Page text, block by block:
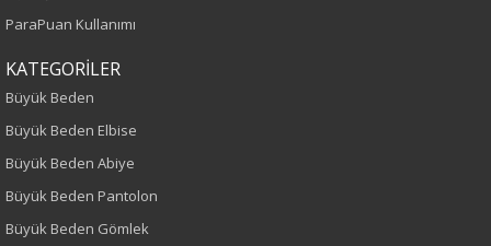
Kalıp
Boy
Kumaş Tipi
ParaPuan Kullanımı
KATEGORİLER
Büyük Beden
Büyük Beden Elbise
Büyük Beden Abiye
Büyük Beden Pantolon
Büyük Beden Gömlek